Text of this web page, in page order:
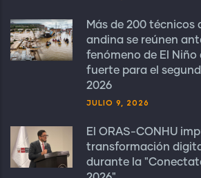
Más de 200 técnicos
andina se reúnen
fenómeno de El Niño
fuerte para el
2026
JULIO 9, 2026
El ORAS-CONHU
transformación
durante la